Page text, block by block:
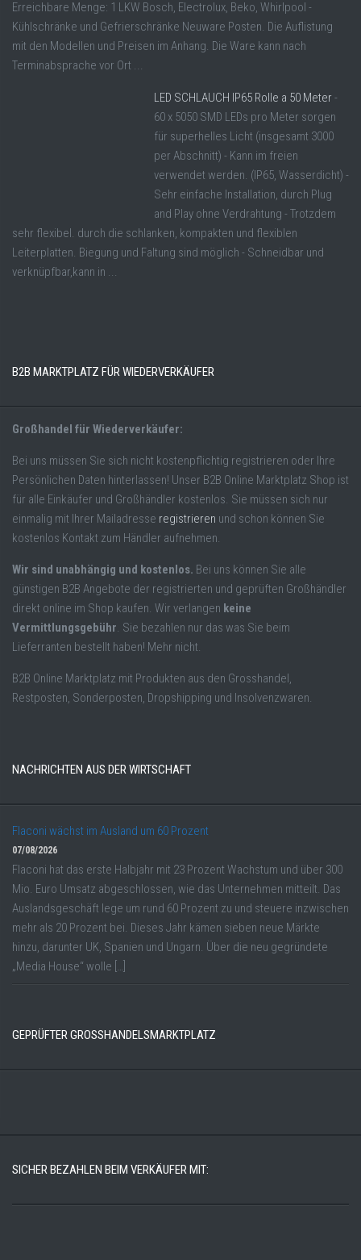
Erreichbare Menge: 1 LKW Bosch, Electrolux, Beko, Whirlpool -
Kühlschränke und Gefrierschränke Neuware Posten. Die Auflistung
mit den Modellen und Preisen im Anhang. Die Ware kann nach
Terminabsprache vor Ort ...
LED SCHLAUCH IP65 Rolle a 50 Meter-
60 x 5050 SMD LEDs pro Meter sorgen
für superhelles Licht (insgesamt 3000
per Abschnitt) - Kann im freien
verwendet werden. (IP65, Wasserdicht) -
Sehr einfache Installation, durch Plug
and Play ohne Verdrahtung - Trotzdem
sehr flexibel. durch die schlanken, kompakten und flexiblen
Leiterplatten. Biegung und Faltung sind möglich - Schneidbar und
verknüpfbar,kann in ...
B2B MARKTPLATZ FÜR WIEDERVERKÄUFER
Großhandel für Wiederverkäufer:
Bei uns müssen Sie sich nicht kostenpflichtig registrieren oder Ihre
Persönlichen Daten hinterlassen! Unser B2B Online Marktplatz Shop ist
für alle Einkäufer und Großhändler kostenlos. Sie müssen sich nur
einmalig mit Ihrer Mailadresse registrieren und schon können Sie
kostenlos Kontakt zum Händler aufnehmen.
Wir sind unabhängig und kostenlos. Bei uns können Sie alle
günstigen B2B Angebote der registrierten und geprüften Großhändler
direkt online im Shop kaufen. Wir verlangen keine
Vermittlungsgebühr. Sie bezahlen nur das was Sie beim
Lieferranten bestellt haben! Mehr nicht.
B2B Online Marktplatz mit Produkten aus den Grosshandel,
Restposten, Sonderposten, Dropshipping und Insolvenzwaren.
NACHRICHTEN AUS DER WIRTSCHAFT
Flaconi wächst im Ausland um 60 Prozent
07/08/2026
Flaconi hat das erste Halbjahr mit 23 Prozent Wachstum und über 300
Mio. Euro Umsatz abgeschlossen, wie das Unternehmen mitteilt. Das
Auslandsgeschäft lege um rund 60 Prozent zu und steuere inzwischen
mehr als 20 Prozent bei. Dieses Jahr kämen sieben neue Märkte
hinzu, darunter UK, Spanien und Ungarn. Über die neu gegründete
„Media House“ wolle […]
GEPRÜFTER GROSSHANDELSMARKTPLATZ
SICHER BEZAHLEN BEIM VERKÄUFER MIT: